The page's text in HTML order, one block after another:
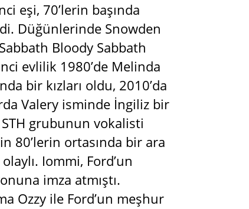
eşi, 70’lerin başında
Düğünlerinde Snowden
Bloody Sabbath
evlilik 1980’de Melinda
bir kızları oldu, 2010’da
Valery isminde İngiliz bir
grubunun vokalisti
80’lerin ortasında bir ara
Iommi, Ford’un
imza atmıştı.
Ozzy ile Ford’un meşhur